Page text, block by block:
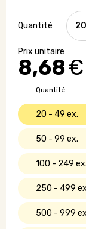
8,68€
de
en
liège
Quantité
20 - 49
50 - 99
100 - 249
250 - 499
500 - 999